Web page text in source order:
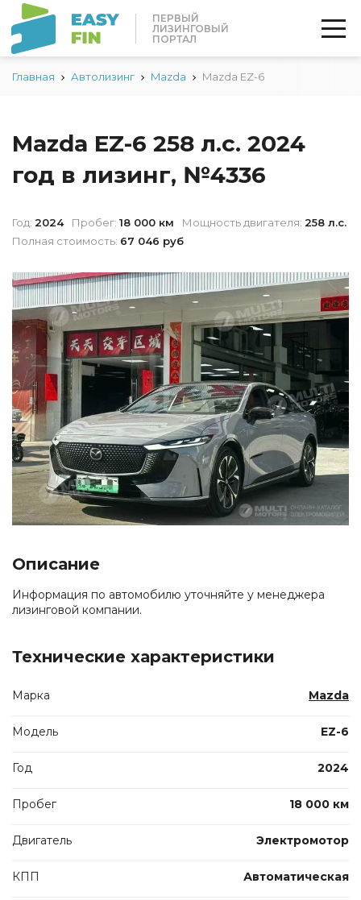
ПЕРВЫЙ
ЛИЗИНГОВЫЙ
ПОРТАЛ
Главная Автолизинг Mazda Mazda EZ-6
Mazda EZ-6 258 л.с. 2024
год в лизинг, №4336
Год: 2024 Пробег: 18 000 км Мощность двигателя: 258 л.с.
Полная стоимость: 67 046 руб
Описание
Информация по автомобилю уточняйте у менеджера
лизинговой компании.
Технические характеристики
Марка Mazda
Модель EZ-6
Год 2024
Пробег 18 000 км
Двигатель Электромотор
КПП Автоматическая